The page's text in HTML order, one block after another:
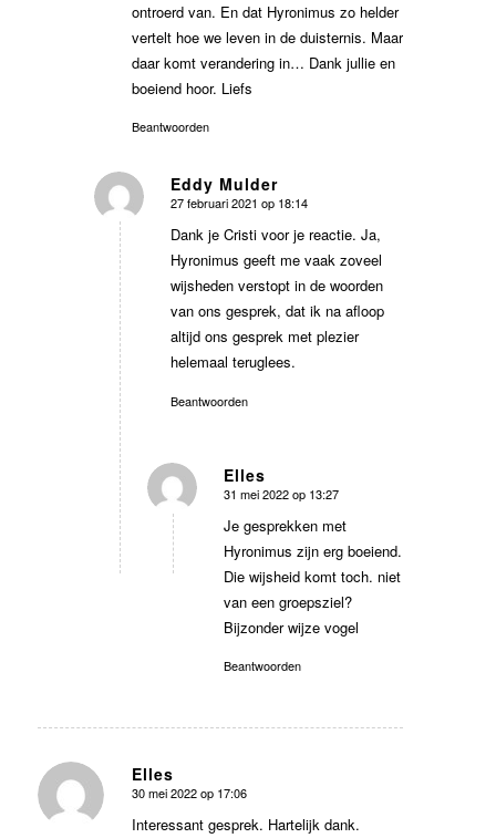
ontroerd van. En dat Hyronimus zo helder
vertelt hoe we leven in de duisternis. Maar
daar komt verandering in… Dank jullie en
boeiend hoor. Liefs
Beantwoorden
Eddy Mulder
zegt:
27 februari 2021 op 18:14
Dank je Cristi voor je reactie. Ja,
Hyronimus geeft me vaak zoveel
wijsheden verstopt in de woorden
van ons gesprek, dat ik na afloop
altijd ons gesprek met plezier
helemaal teruglees.
Beantwoorden
Elles
zegt:
31 mei 2022 op 13:27
Je gesprekken met
Hyronimus zijn erg boeiend.
Die wijsheid komt toch. niet
van een groepsziel?
Bijzonder wijze vogel
Beantwoorden
Elles
zegt:
30 mei 2022 op 17:06
Interessant gesprek. Hartelijk dank.